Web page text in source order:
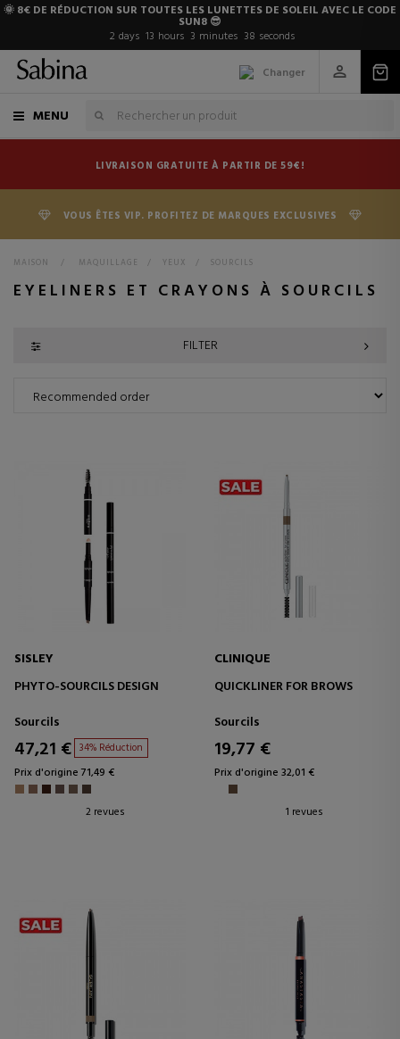
🌞 8€ DE RÉDUCTION SUR TOUTES LES LUNETTES DE SOLEIL AVEC LE CODE
SUN8 😎
2 days 13 hours 3 minutes 38 seconds
Changer
MENU
LIVRAISON GRATUITE À PARTIR DE 59€!
VOUS ÊTES VIP. PROFITEZ DE MARQUES EXCLUSIVES
MAISON > MAQUILLAGE > YEUX > SOURCILS
EYELINERS ET CRAYONS À SOURCILS
FILTER
SISLEY
PHYTO-SOURCILS DESIGN
Sourcils
47,21 € 34% Réduction
Prix d'origine 71,49 €
2 revues
CLINIQUE
QUICKLINER FOR BROWS
Sourcils
19,77 €
Prix d'origine 32,01 €
1 revues